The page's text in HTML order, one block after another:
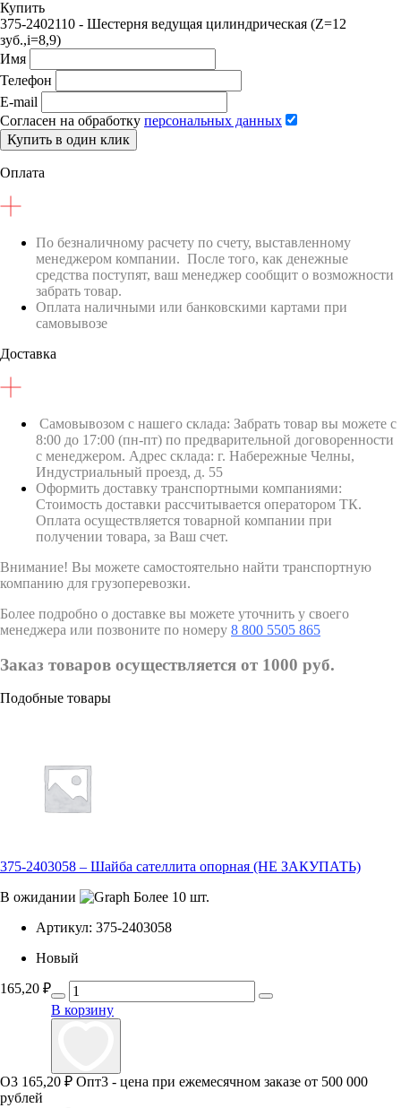
Купить
375-2402110 - Шестерня ведущая цилиндрическая (Z=12
зуб.,i=8,9)
Имя
Телефон
E-mail
Согласен на обработку персональных данных
Купить в один клик
Оплата
По безналичному расчету по счету, выставленному
менеджером компании. После того, как денежные
средства поступят, ваш менеджер сообщит о возможности
забрать товар.
Оплата наличными или банковскими картами при
самовывозе
Доставка
Самовывозом с нашего склада: Забрать товар вы можете с
8:00 до 17:00 (пн-пт) по предварительной договоренности
с менеджером. Адрес склада: г. Набережные Челны,
Индустриальный проезд, д. 55
Оформить доставку транспортными компаниями:
Стоимость доставки рассчитывается оператором ТК.
Оплата осуществляется товарной компании при
получении товара, за Ваш счет.
Внимание! Вы можете самостоятельно найти транспортную
компанию для грузоперевозки.
Более подробно о доставке вы можете уточнить у своего
менеджера или позвоните по номеру 8 800 5505 865
Заказ товаров осуществляется от 1000 руб.
Подобные товары
375-2403058 – Шайба сателлита опорная (НЕ ЗАКУПАТЬ)
В ожидании
Более 10 шт.
Артикул: 375-2403058
Новый
165,20 ₽
В корзину
О3 165,20 ₽ Опт3 - цена при ежемесячном заказе от 500 000
рублей